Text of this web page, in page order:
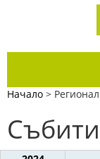
Начало >